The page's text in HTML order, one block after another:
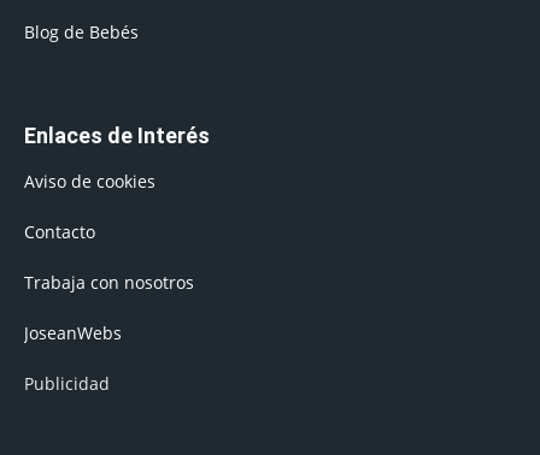
Blog de Bebés
Enlaces de Interés
Aviso de cookies
Contacto
Trabaja con nosotros
JoseanWebs
Publicidad